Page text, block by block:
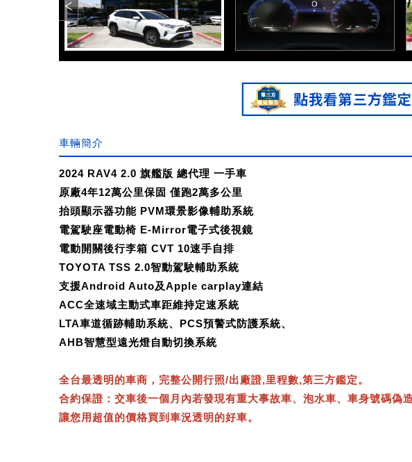
車輛簡介
2024 RAV4 2.0 旗艦版 總代理 一手車
原廠4年12萬公里保固 僅跑2萬多公里
抬頭顯示器功能 PVM環景影像輔助系統
電駕駛座電動椅 E-Mirror電子式後視鏡
電動開關後行李箱 CVT 10速手自排
TOYOTA TSS 2.0智動駕駛輔助系統
支援Android Auto及Apple carplay連結
ACC全速域主動式車距維持定速系統
LTA車道循跡輔助系統、PCS預警式防護系統、
AHB智慧型遠光燈自動切換系統
全台最透明的車商，完整公開行照/出廠證,里程數,第三方鑑定。
合約保證：交車後一個月內若發現有重大事故車、泡水車、車身號碼偽
讓您用超值的價格買到車況透明的好車。